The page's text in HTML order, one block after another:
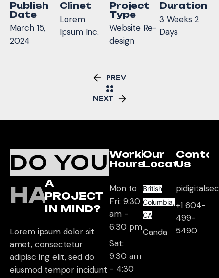
Publish
Date
March 15,
2024
Clinet
Lorem
Ipsum Inc.
Project
Type
Website Re-
design
Duration
3 Weeks 2
Days
PREV
NEXT
DO YOU
HAVE
A
PROJECT
IN MIND?
Lorem ipsum dolor sit
amet, consectetur
adipisc ing elit, sed do
eiusmod tempor incidunt
Working
Hours
Mon to
Fri: 9:30
am -
6:30 pm
Sat:
9:30 am
- 4:30
Our
Location
British
Columbia,
CA
Canda
Us
+1 604-
499-
5490